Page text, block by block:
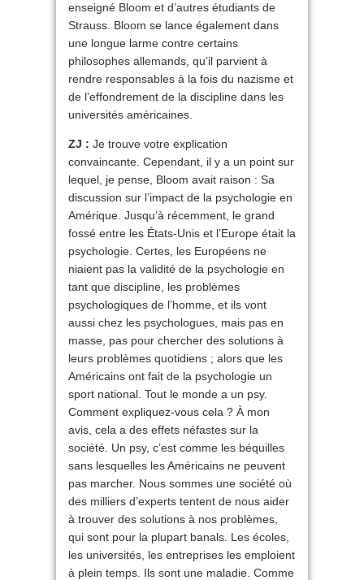
enseigné Bloom et d’autres étudiants de
Strauss. Bloom se lance également dans
une longue larme contre certains
philosophes allemands, qu’il parvient à
rendre responsables à la fois du nazisme et
de l’effondrement de la discipline dans les
universités américaines.
ZJ : Je trouve votre explication
convaincante. Cependant, il y a un point sur
lequel, je pense, Bloom avait raison : Sa
discussion sur l’impact de la psychologie en
Amérique. Jusqu’à récemment, le grand
fossé entre les États-Unis et l’Europe était la
psychologie. Certes, les Européens ne
niaient pas la validité de la psychologie en
tant que discipline, les problèmes
psychologiques de l’homme, et ils vont
aussi chez les psychologues, mais pas en
masse, pas pour chercher des solutions à
leurs problèmes quotidiens ; alors que les
Américains ont fait de la psychologie un
sport national. Tout le monde a un psy.
Comment expliquez-vous cela ? À mon
avis, cela a des effets néfastes sur la
société. Un psy, c’est comme les béquilles
sans lesquelles les Américains ne peuvent
pas marcher. Nous sommes une société où
des milliers d’experts tentent de nous aider
à trouver des solutions à nos problèmes,
qui sont pour la plupart banals. Les écoles,
les universités, les entreprises les emploient
à plein temps. Ils sont une maladie. Comme